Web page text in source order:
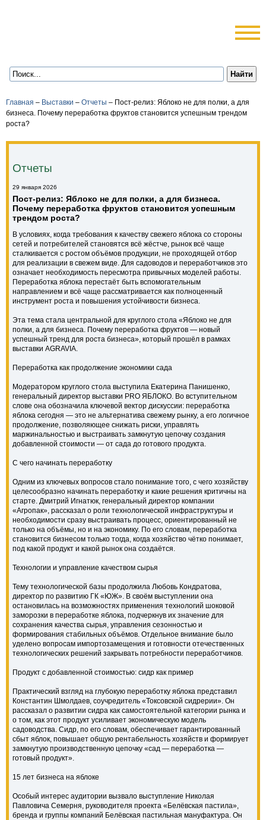
Главная – Выставки – Отчеты – Пост-релиз: Яблоко не для полки, а для
бизнеса. Почему переработка фруктов становится успешным трендом
роста?
Отчеты
29 января 2026
Пост-релиз: Яблоко не для полки, а для бизнеса.
Почему переработка фруктов становится успешным
трендом роста?
В условиях, когда требования к качеству свежего яблока со стороны
сетей и потребителей становятся всё жёстче, рынок всё чаще
сталкивается с ростом объёмов продукции, не проходящей отбор
для реализации в свежем виде. Для садоводов и переработчиков это
означает необходимость пересмотра привычных моделей работы.
Переработка яблока перестаёт быть вспомогательным
направлением и всё чаще рассматривается как полноценный
инструмент роста и повышения устойчивости бизнеса.
Эта тема стала центральной для круглого стола «Яблоко не для
полки, а для бизнеса. Почему переработка фруктов — новый
успешный тренд для роста бизнеса», который прошёл в рамках
выставки AGRAVIA.
Переработка как продолжение экономики сада
Модератором круглого стола выступила Екатерина Панишенко,
генеральный директор выставки PRO ЯБЛОКО. Во вступительном
слове она обозначила ключевой вектор дискуссии: переработка
яблока сегодня — это не альтернатива свежему рынку, а его логичное
продолжение, позволяющее снижать риски, управлять
маржинальностью и выстраивать замкнутую цепочку создания
добавленной стоимости — от сада до готового продукта.
С чего начинать переработку
Одним из ключевых вопросов стало понимание того, с чего хозяйству
целесообразно начинать переработку и какие решения критичны на
старте. Дмитрий Игнатюк, генеральный директор компании
«Агропак», рассказал о роли технологической инфраструктуры и
необходимости сразу выстраивать процесс, ориентированный не
только на объёмы, но и на экономику. По его словам, переработка
становится бизнесом только тогда, когда хозяйство чётко понимает,
под какой продукт и какой рынок она создаётся.
Технологии и управление качеством сырья
Тему технологической базы продолжила Любовь Кондратова,
директор по развитию ГК «ЮЖ». В своём выступлении она
остановилась на возможностях применения технологий шоковой
заморозки в переработке яблока, подчеркнув их значение для
сохранения качества сырья, управления сезонностью и
формирования стабильных объёмов. Отдельное внимание было
уделено вопросам импортозамещения и готовности отечественных
технологических решений закрывать потребности переработчиков.
Продукт с добавленной стоимостью: сидр как пример
Практический взгляд на глубокую переработку яблока представил
Константин Шмолдаев, соучредитель «Токсовской сидрерии». Он
рассказал о развитии сидра как самостоятельной категории рынка и
о том, как этот продукт усиливает экономическую модель
садоводства. Сидр, по его словам, обеспечивает гарантированный
сбыт яблок, повышает общую рентабельность хозяйств и формирует
замкнутую производственную цепочку «сад — переработка —
готовый продукт».
15 лет бизнеса на яблоке
Особый интерес аудитории вызвало выступление Николая
Павловича Семерня, руководителя проекта «Белёвская пастила»,
бренда и группы компаний Белёвская пастильная мануфактура. Он